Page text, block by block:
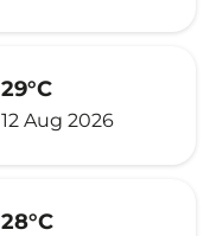
29°C
12 Aug 2026
28°C